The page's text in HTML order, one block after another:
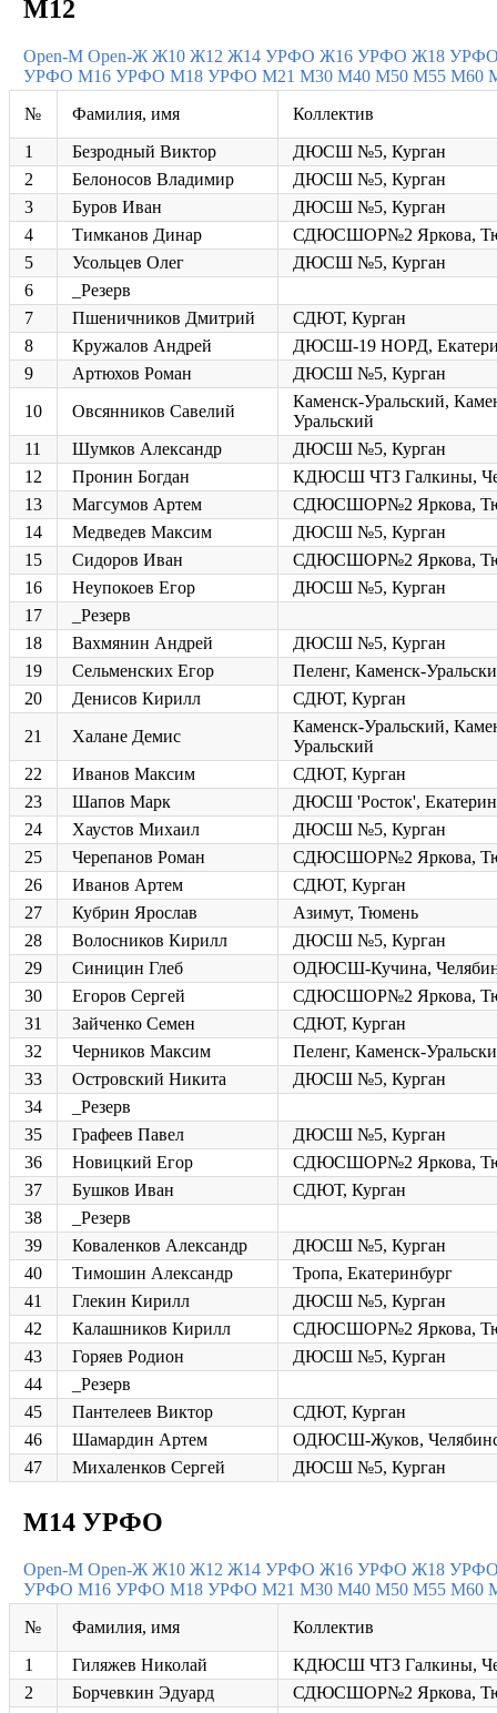
М12
Open-M Open-Ж Ж10 Ж12 Ж14 УРФО Ж16 УРФО Ж18
УРФО М16 УРФО М18 УРФО М21 М30 М40 М50 М55 М60
№ Фамилия, имя
Коллектив
1
Безродный Виктор
ДЮСШ №5, Курган
2
Белоносов Владимир
ДЮСШ №5, Курган
3
Буров Иван
ДЮСШ №5, Курган
4
Тимканов Динар
СДЮСШОР№2 Яркова,
5
Усольцев Олег
ДЮСШ №5, Курган
6
_Резерв
7
Пшеничников Дмитрий
СДЮТ, Курган
8
Кружалов Андрей
ДЮСШ-19 НОРД,
9
Артюхов Роман
ДЮСШ №5, Курган
10
Овсянников Савелий
Каменск-Уральский,
Уральский
11
Шумков Александр
ДЮСШ №5, Курган
12
Пронин Богдан
КДЮСШ ЧТЗ Галкины,
13
Магсумов Артем
СДЮСШОР№2 Яркова,
14
Медведев Максим
ДЮСШ №5, Курган
15
Сидоров Иван
СДЮСШОР№2 Яркова,
16
Неупокоев Егор
ДЮСШ №5, Курган
17
_Резерв
18
Вахмянин Андрей
ДЮСШ №5, Курган
19
Сельменских Егор
Пеленг, Каменск-
20
Денисов Кирилл
СДЮТ, Курган
21
Халане Демис
Каменск-Уральский,
Уральский
22
Иванов Максим
СДЮТ, Курган
23
Шапов Марк
ДЮСШ 'Росток',
24
Хаустов Михаил
ДЮСШ №5, Курган
25
Черепанов Роман
СДЮСШОР№2 Яркова,
26
Иванов Артем
СДЮТ, Курган
27
Кубрин Ярослав
Азимут, Тюмень
28
Волосников Кирилл
ДЮСШ №5, Курган
29
Синицин Глеб
ОДЮСШ-Кучина,
30
Егоров Сергей
СДЮСШОР№2 Яркова,
31
Зайченко Семен
СДЮТ, Курган
32
Черников Максим
Пеленг, Каменск-
33
Островский Никита
ДЮСШ №5, Курган
34
_Резерв
35
Графеев Павел
ДЮСШ №5, Курган
36
Новицкий Егор
СДЮСШОР№2 Яркова,
37
Бушков Иван
СДЮТ, Курган
38
_Резерв
39
Коваленков Александр
ДЮСШ №5, Курган
40
Тимошин Александр
Тропа, Екатеринбург
41
Глекин Кирилл
ДЮСШ №5, Курган
42
Калашников Кирилл
СДЮСШОР№2 Яркова,
43
Горяев Родион
ДЮСШ №5, Курган
44
_Резерв
45
Пантелеев Виктор
СДЮТ, Курган
46
Шамардин Артем
ОДЮСШ-Жуков,
47
Михаленков Сергей ДЮСШ №5, Курган
М14 УРФО
Open-M Open-Ж Ж10 Ж12 Ж14 УРФО Ж16 УРФО Ж18
УРФО М16 УРФО М18 УРФО М21 М30 М40 М50 М55 М60
№ Фамилия, имя
Коллектив
1
Гиляжев Николай
КДЮСШ ЧТЗ Галкины,
2
Борчевкин Эдуард
СДЮСШОР№2 Яркова,